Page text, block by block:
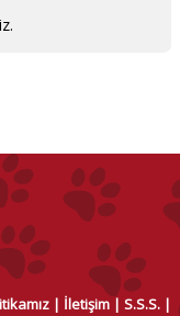
İletişim S.S.S.